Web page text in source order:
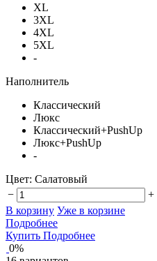
XL
3XL
4XL
5XL
-
Наполнитель
Классический
Люкс
Классический+PushUp
Люкс+PushUp
-
Цвет: Салатовый
−
+
В корзину Уже в корзине
Подробнее
Купить Подробнее
0%